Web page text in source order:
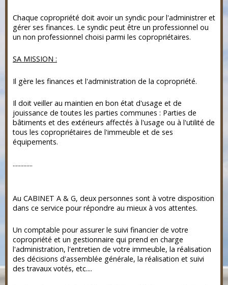
Chaque copropriété doit avoir un syndic pour l'administrer et
gérer ses finances. Le syndic peut être un professionnel ou
un non professionnel choisi parmi les copropriétaires.
SA MISSION :
Il gère les finances et l'administration de la copropriété.
Il doit veiller au maintien en bon état d'usage et de
jouissance de toutes les parties communes : Parties de
bâtiments et des extérieurs affectés à l'usage ou à l'utilité de
tous les copropriétaires de l'immeuble et de ses
équipements.
.............
Au CABINET A & G, deux personnes sont à votre disposition
dans ce service pour répondre au mieux à vos attentes.
Un comptable pour assurer le suivi financier de votre
copropriété et un gestionnaire qui prend en charge
l'administration, l'entretien de votre immeuble, la réalisation
des décisions d'assemblée générale, la réalisation et suivi
des travaux votés, etc....